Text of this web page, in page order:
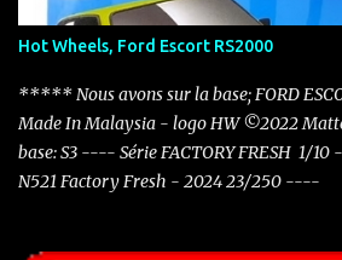
Hot Wheels, Ford Escort RS2000
***** Nous avons sur la base; FORD
Made In Malaysia - logo HW ©2022
base: S3 ---- Série FACTORY FRESH 1/
N521 Factory Fresh - 2024 23/250 ----